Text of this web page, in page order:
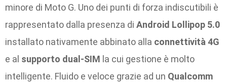
minore di Moto G. Uno dei punti di forza indiscutibili è
rappresentato dalla presenza di Android Lollipop 5.0
installato nativamente abbinato alla connettività 4G
e al supporto dual-SIM la cui gestione è molto
intelligente. Fluido e veloce grazie ad un Qualcomm